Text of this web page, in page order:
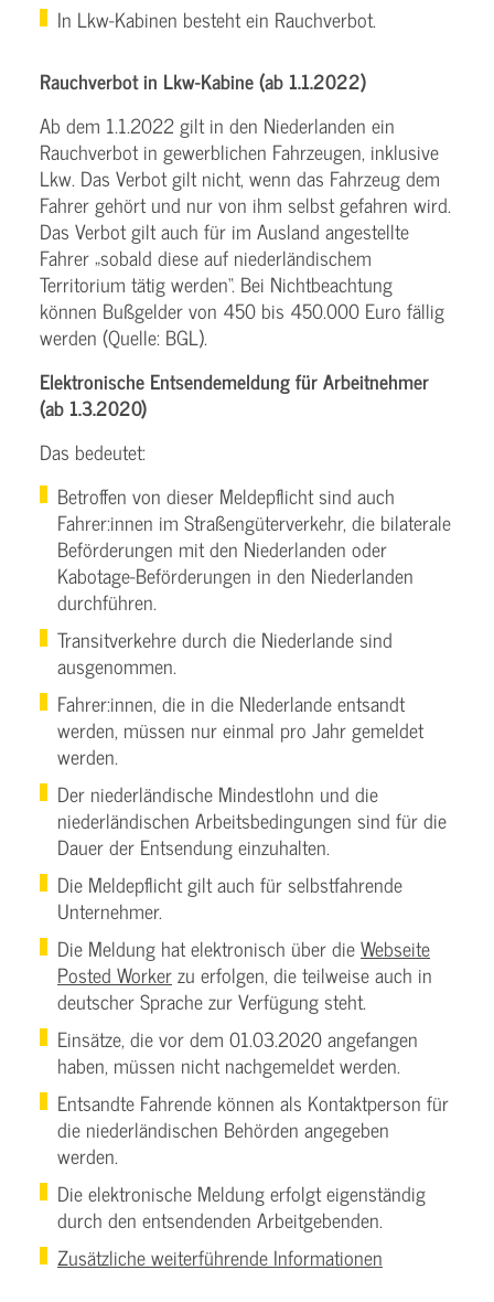
In Lkw-Kabinen besteht ein Rauchverbot.
Rauchverbot in Lkw-Kabine (ab 1.1.2022)
Ab dem 1.1.2022 gilt in den Niederlanden ein
Rauchverbot in gewerblichen Fahrzeugen, inklusive
Lkw. Das Verbot gilt nicht, wenn das Fahrzeug dem
Fahrer gehört und nur von ihm selbst gefahren wird.
Das Verbot gilt auch für im Ausland angestellte
Fahrer „sobald diese auf niederländischem
Territorium tätig werden“. Bei Nichtbeachtung
können Bußgelder von 450 bis 450.000 Euro fällig
werden (Quelle: BGL).
Elektronische Entsendemeldung für Arbeitnehmer
(ab 1.3.2020)
Das bedeutet:
Betroffen von dieser Meldepflicht sind auch
Fahrer:innen im Straßengüterverkehr, die bilaterale
Beförderungen mit den Niederlanden oder
Kabotage-Beförderungen in den Niederlanden
durchführen.
Transitverkehre durch die Niederlande sind
ausgenommen.
Fahrer:innen, die in die NIederlande entsandt
werden, müssen nur einmal pro Jahr gemeldet
werden.
Der niederländische Mindestlohn und die
niederländischen Arbeitsbedingungen sind für die
Dauer der Entsendung einzuhalten.
Die Meldepflicht gilt auch für selbstfahrende
Unternehmer.
Die Meldung hat elektronisch über dieWebseite
Posted Workerzu erfolgen, die teilweise auch in
deutscher Sprache zur Verfügung steht.
Einsätze, die vor dem 01.03.2020 angefangen
haben, müssen nicht nachgemeldet werden.
Entsandte Fahrende können als Kontaktperson für
die niederländischen Behörden angegeben
werden.
Die elektronische Meldung erfolgt eigenständig
durch den entsendenden Arbeitgebenden.
Zusätzliche weiterführende Informationen